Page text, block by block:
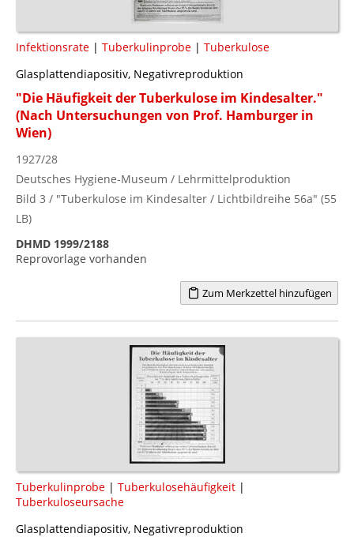
Infektionsrate | Tuberkulinprobe | Tuberkulose
Glasplattendiapositiv, Negativreproduktion
"Die Häufigkeit der Tuberkulose im Kindesalter."
(Nach Untersuchungen von Prof. Hamburger in
Wien)
1927/28
Deutsches Hygiene-Museum / Lehrmittelproduktion
Bild 3 / "Tuberkulose im Kindesalter / Lichtbildreihe 56a" (55
LB)
DHMD 1999/2188
Reprovorlage vorhanden
Zum Merkzettel hinzufügen
Tuberkulinprobe | Tuberkulosehäufigkeit |
Tuberkuloseursache
Glasplattendiapositiv, Negativreproduktion